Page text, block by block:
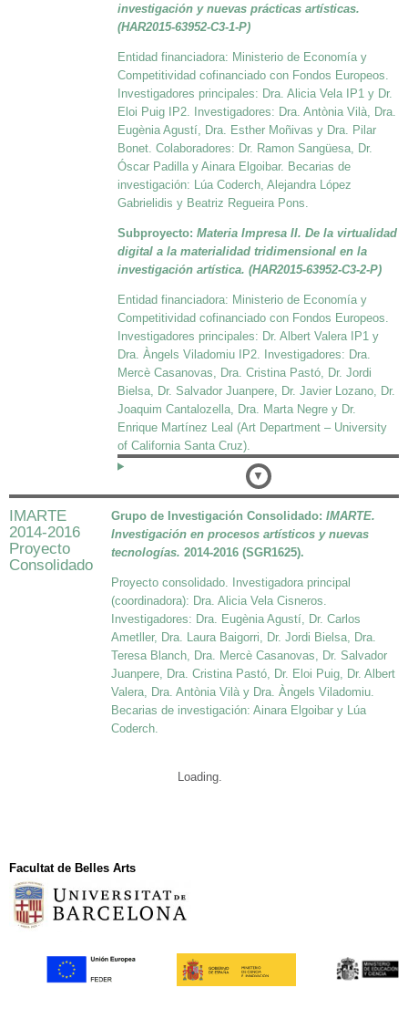
investigación y nuevas prácticas artísticas.
(HAR2015-63952-C3-1-P)
Entidad financiadora: Ministerio de Economía y
Competitividad cofinanciado con Fondos Europeos.
Investigadores principales: Dra. Alicia Vela IP1 y Dr.
Eloi Puig IP2. Investigadores: Dra. Antònia Vilà, Dra.
Eugènia Agustí, Dra. Esther Moñivas y Dra. Pilar
Bonet. Colaboradores: Dr. Ramon Sangüesa, Dr.
Óscar Padilla y Ainara Elgoibar. Becarias de
investigación: Lúa Coderch, Alejandra López
Gabrielidis y Beatriz Regueira Pons.
Subproyecto: Materia Impresa II. De la virtualidad
digital a la materialidad tridimensional en la
investigación artística. (HAR2015-63952-C3-2-P)
Entidad financiadora: Ministerio de Economía y
Competitividad cofinanciado con Fondos Europeos.
Investigadores principales: Dr. Albert Valera IP1 y
Dra. Àngels Viladomiu IP2. Investigadores: Dra.
Mercè Casanovas, Dra. Cristina Pastó, Dr. Jordi
Bielsa, Dr. Salvador Juanpere, Dr. Javier Lozano, Dr.
Joaquim Cantalozella, Dra. Marta Negre y Dr.
Enrique Martínez Leal (Art Department – University
of California Santa Cruz).
IMARTE
2014-2016
Proyecto
Consolidado
Grupo de Investigación Consolidado: IMARTE.
Investigación en procesos artísticos y nuevas
tecnologías. 2014-2016 (SGR1625).
Proyecto consolidado. Investigadora principal
(coordinadora): Dra. Alicia Vela Cisneros.
Investigadores: Dra. Eugènia Agustí, Dr. Carlos
Ametller, Dra. Laura Baigorri, Dr. Jordi Bielsa, Dra.
Teresa Blanch, Dra. Mercè Casanovas, Dr. Salvador
Juanpere, Dra. Cristina Pastó, Dr. Eloi Puig, Dr. Albert
Valera, Dra. Antònia Vilà y Dra. Àngels Viladomiu.
Becarias de investigación: Ainara Elgoibar y Lúa
Coderch.
Loading
Facultat de Belles Arts